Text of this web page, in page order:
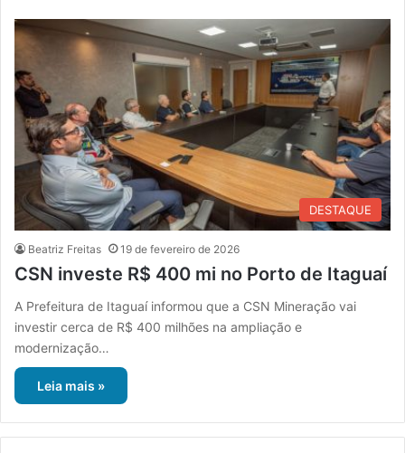
DESTAQUE
Beatriz Freitas 19 de fevereiro de 2026
CSN investe R$ 400 mi no Porto de Itaguaí
A Prefeitura de Itaguaí informou que a CSN Mineração vai
investir cerca de R$ 400 milhões na ampliação e
modernização…
Leia mais »